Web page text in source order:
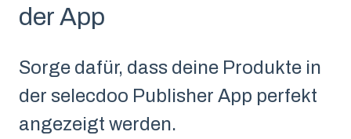
der App
Sorge dafür, dass deine Produkte in
der selecdoo Publisher App perfekt
angezeigt werden.